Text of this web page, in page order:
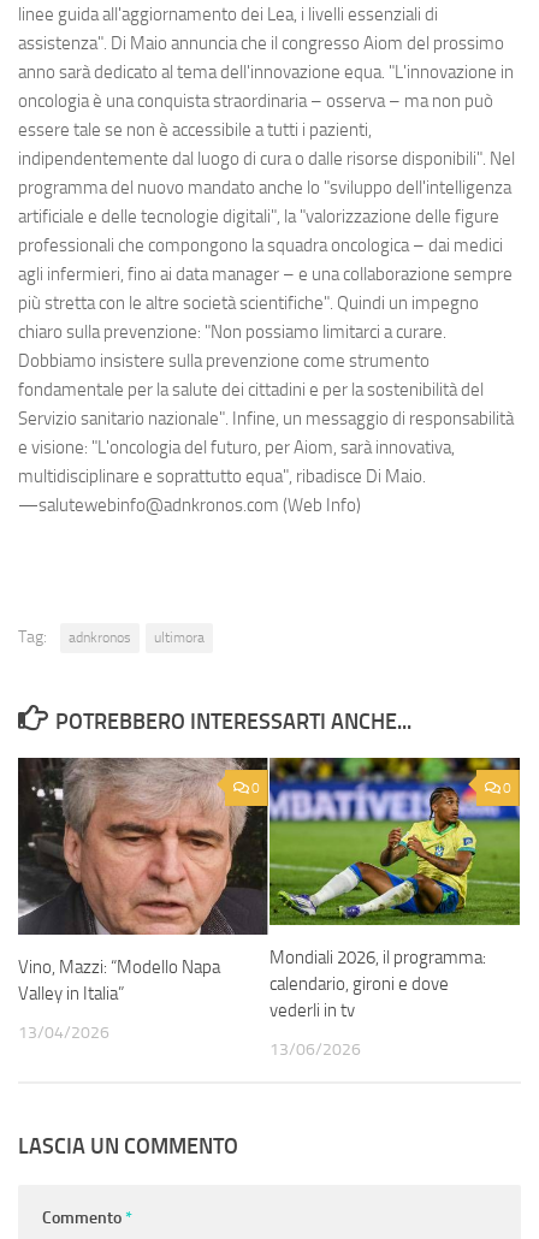
linee guida all'aggiornamento dei Lea, i livelli essenziali di
assistenza". Di Maio annuncia che il congresso Aiom del prossimo
anno sarà dedicato al tema dell'innovazione equa. "L'innovazione in
oncologia è una conquista straordinaria – osserva – ma non può
essere tale se non è accessibile a tutti i pazienti,
indipendentemente dal luogo di cura o dalle risorse disponibili". Nel
programma del nuovo mandato anche lo "sviluppo dell'intelligenza
artificiale e delle tecnologie digitali", la "valorizzazione delle figure
professionali che compongono la squadra oncologica – dai medici
agli infermieri, fino ai data manager – e una collaborazione sempre
più stretta con le altre società scientifiche". Quindi un impegno
chiaro sulla prevenzione: "Non possiamo limitarci a curare.
Dobbiamo insistere sulla prevenzione come strumento
fondamentale per la salute dei cittadini e per la sostenibilità del
Servizio sanitario nazionale". Infine, un messaggio di responsabilità
e visione: "L'oncologia del futuro, per Aiom, sarà innovativa,
multidisciplinare e soprattutto equa", ribadisce Di Maio.
—salutewebinfo@adnkronos.com (Web Info)
Tag: adnkronos ultimora
POTREBBERO INTERESSARTI ANCHE...
0
Vino, Mazzi: “Modello Napa
Valley in Italia”
13/04/2026
0
Mondiali 2026, il programma:
calendario, gironi e dove
vederli in tv
13/06/2026
LASCIA UN COMMENTO
Commento*